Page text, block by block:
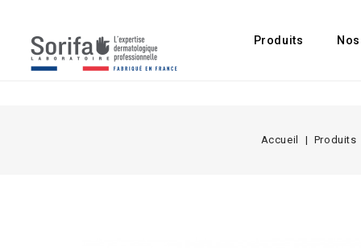
Produits
Accueil Produits